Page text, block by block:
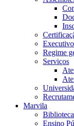
Executivo
Regime
Serviços
Marvila
Ensino